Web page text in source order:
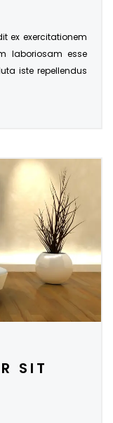
ex exercitationem
laboriosam esse
iste repellendus
SIT